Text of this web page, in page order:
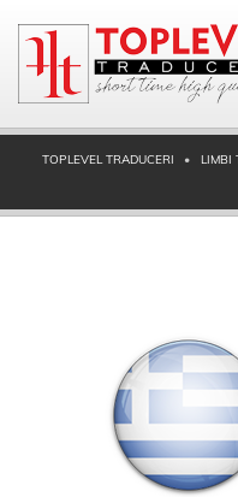
TOPLEVEL TRADUCERI LIMBI